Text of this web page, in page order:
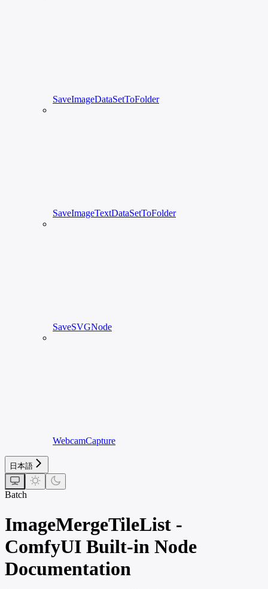
SaveImageDataSetToFolder
SaveImageTextDataSetToFolder
SaveSVGNode
WebcamCapture
日本語
Batch
ImageMergeTileList -
ComfyUI Built-in Node
Documentation